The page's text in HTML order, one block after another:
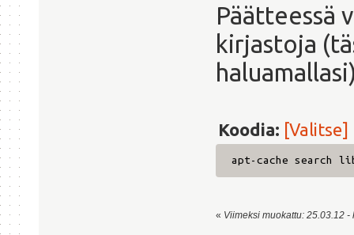
Päätteessä
kirjastoja
Koodia: [Valitse]
apt-cache search
« Viimeksi muokattu: 25.03.12